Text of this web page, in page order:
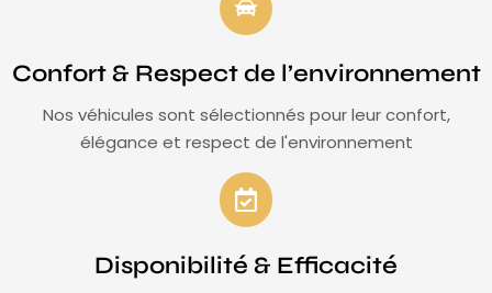
Confort & Respect de l’environnement
Nos véhicules sont sélectionnés pour leur confort,
élégance et respect de l'environnement
Disponibilité & Efficacité